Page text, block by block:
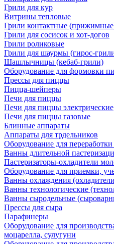
Грили для кур
Витрины тепловые
Грили контактные
Грили для сосисок и хот-догов
Грили роликовые
Грили для шаурмы (гирос-
Шашлычницы (кебаб-грили)
Оборудование для формовки
Прессы для пиццы
Пицца-шейперы
Печи для пиццы
Печи для пиццы электрические
Печи для пиццы газовые
Блинные аппараты
Аппараты для трдельников
Оборудование для
Ванны длительной
Пастеризаторы-охладители
Оборудование для приемки,
Ванны охлаждения
Ванны технологические
Ванны сыродельные
Прессы для сыра
Парафинеры
Оборудование для
моцарелла, сулугуни